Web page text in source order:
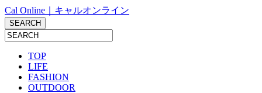
Cal Online｜キャルオンライン
TOP
LIFE
FASHION
OUTDOOR